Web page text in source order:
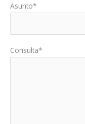
Asunto*
Consulta*